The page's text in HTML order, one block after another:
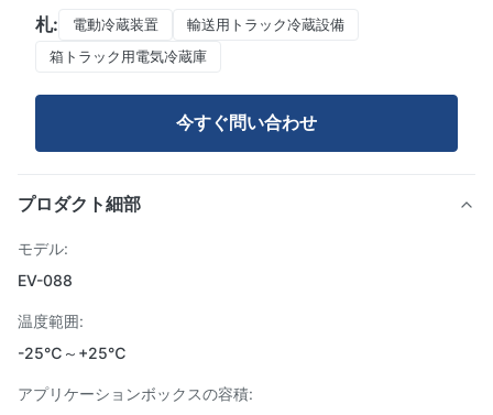
札: 電動冷蔵装置
輸送用トラック冷蔵設備
箱トラック用電気冷蔵庫
今すぐ問い合わせ
プロダクト細部
モデル:
EV-088
温度範囲:
-25℃～+25℃
アプリケーションボックスの容積: